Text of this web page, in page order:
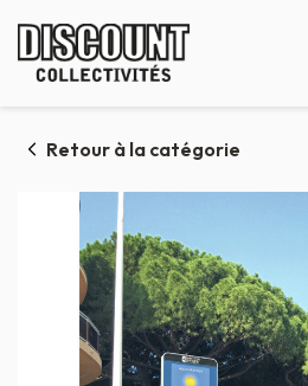
Retour à la catégorie